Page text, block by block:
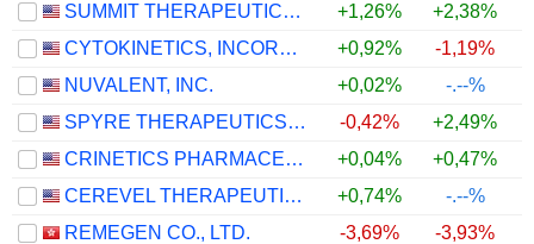
SUMMIT THERAPEUTICS INC.
+1,26% +2,38%
CYTOKINETICS, INCORPORATED
+0,92% -1,19%
NUVALENT, INC.
+0,02% -.--%
SPYRE THERAPEUTICS, INC.
-0,42% +2,49%
CRINETICS PHARMACEUTICALS, INC.
+0,04% +0,47%
CEREVEL THERAPEUTICS HOLDINGS, INC.
+0,74%
-.--%
REMEGEN CO., LTD.
-3,69% -3,93%